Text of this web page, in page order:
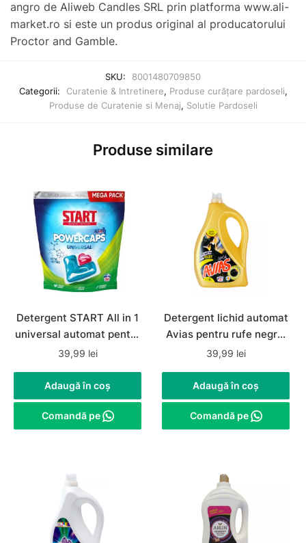
angro de Aliweb Candles SRL prin platforma www.ali-
market.ro si este un produs original al producatorului
Proctor and Gamble.
SKU:
8001480709850
Categorii:
Curatenie & Intretinere, Produse curățare pardoseli,
Produse de Curatenie si Menaj, Solutie Pardoseli
Produse similare
Detergent START All in 1
universal automat pentru
rufe albe si colorate, 36
39,99 lei
Adaugă în coș
Comandă pe
Detergent lichid automat
Avias pentru rufe negre,
80 spalari, 4litri
39,99 lei
Adaugă în coș
Comandă pe